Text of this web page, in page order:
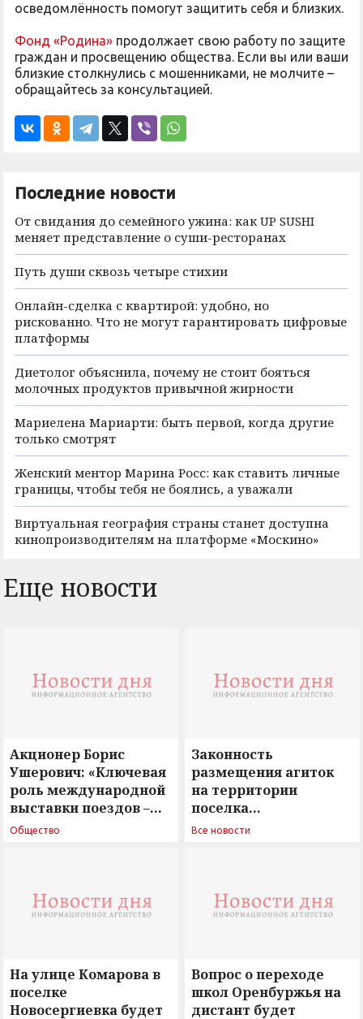
осведомлённость помогут защитить себя и близких.
Фонд «Родина» продолжает свою работу по защите
граждан и просвещению общества. Если вы или ваши
близкие столкнулись с мошенниками, не молчите –
обращайтесь за консультацией.
Последние новости
От свидания до семейного ужина: как UP SUSHI
меняет представление о суши-ресторанах
Путь души сквозь четыре стихии
Онлайн-сделка с квартирой: удобно, но
рискованно. Что не могут гарантировать цифровые
платформы
Диетолог объяснила, почему не стоит бояться
молочных продуктов привычной жирности
Мариелена Мариарти: быть первой, когда другие
только смотрят
Женский ментор Марина Росс: как ставить личные
границы, чтобы тебя не боялись, а уважали
Виртуальная география страны станет доступна
кинопроизводителям на платформе «Москино»
Еще новости
Акционер Борис
Ушерович: «Ключевая
роль международной
выставки поездов –
поиск ответов на
Общество
Законность
размещения агиток
на территории
поселка
Новосергиевка
Все новости
На улице Комарова в
поселке
Новосергиевка будет
Вопрос о переходе
школ Оренбуржья на
дистант будет